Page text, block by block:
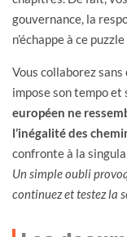
gouvernance, la
n’échappe à ce
Vous collaborez sans
impose son tempo et
européen ne
l’inégalité des
confronte à la
Un simple oubli
continuez et testez la